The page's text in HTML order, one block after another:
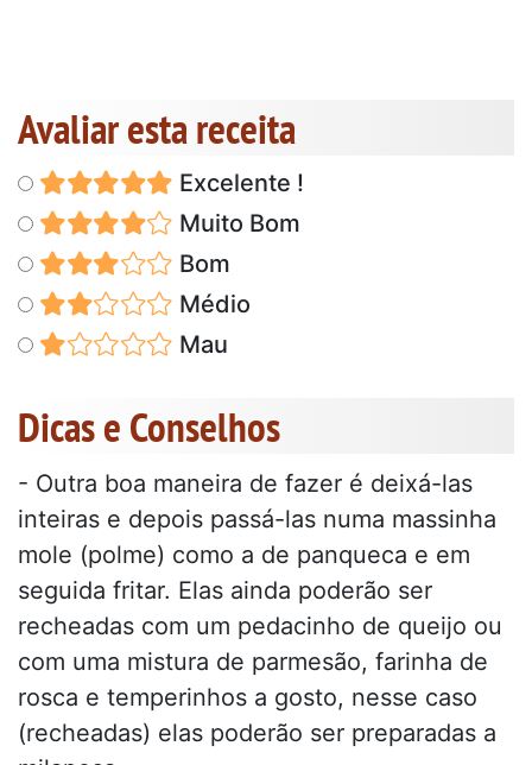
Avaliar esta receita
Excelente !
Muito Bom
Bom
Médio
Mau
Dicas e Conselhos
- Outra boa maneira de fazer é deixá-las
inteiras e depois passá-las numa massinha
mole (polme) como a de panqueca e em
seguida fritar. Elas ainda poderão ser
recheadas com um pedacinho de queijo ou
com uma mistura de parmesão, farinha de
rosca e temperinhos a gosto, nesse caso
(recheadas) elas poderão ser preparadas a